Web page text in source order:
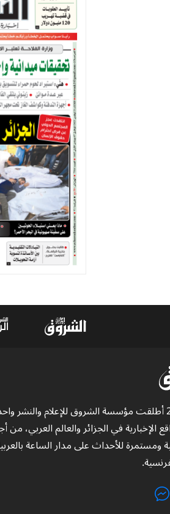
منذ سنة 2005 أطلقت مؤسسة الشروق للإعلام والنشر
الإخبارية في الجزائر والعالم العربي، من
ومستمرة للأحداث على مدار الساعة